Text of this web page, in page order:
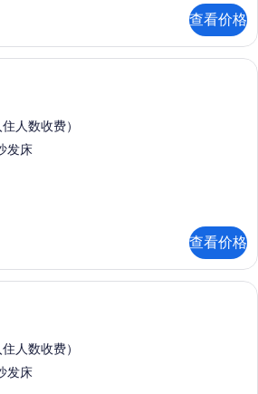
查看价格
高档床上用品、Select Comfort 床、
人数收费）
发床
查看价格
高档床上用品、Select Comfort 床、
人数收费）
发床